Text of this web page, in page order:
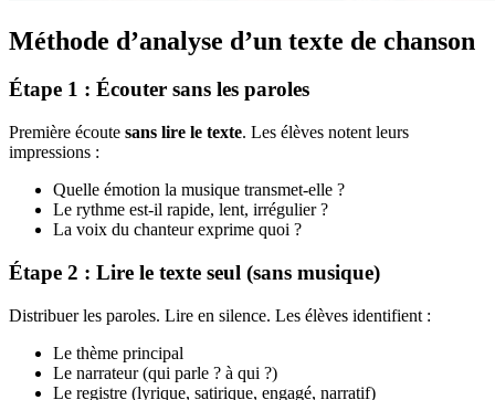
Méthode d’analyse d’un texte de chanson
Étape 1 : Écouter sans les paroles
Première écoute sans lire le texte. Les élèves notent leurs
impressions :
Quelle émotion la musique transmet-elle ?
Le rythme est-il rapide, lent, irrégulier ?
La voix du chanteur exprime quoi ?
Étape 2 : Lire le texte seul (sans musique)
Distribuer les paroles. Lire en silence. Les élèves identifient :
Le thème principal
Le narrateur (qui parle ? à qui ?)
Le registre (lyrique, satirique, engagé, narratif)